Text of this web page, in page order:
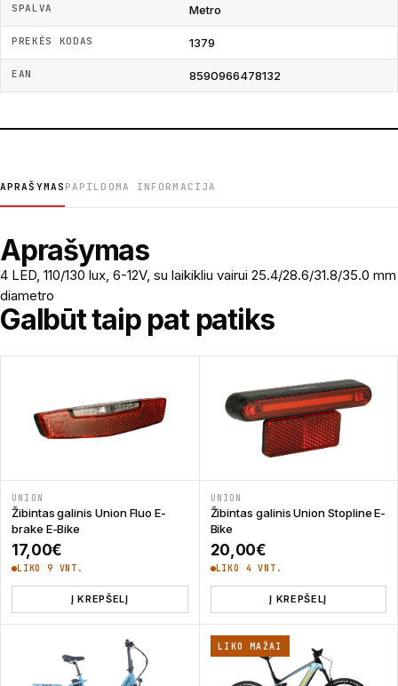
SPALVA Metro
PREKĖS KODAS 1379
EAN 8590966478132
APRAŠYMAS PAPILDOMA INFORMACIJA
Aprašymas
4 LED, 110/130 lux, 6-12V, su laikikliu vairui 25.4/28.6/31.8/35.0 mm
diametro
Galbūt taip pat patiks
UNION
Žibintas galinis Union Fluo E-
brake E-Bike
17,00€
LIKO 9 VNT.
Į KREPŠELĮ
UNION
Žibintas galinis Union Stopline E-
Bike
20,00€
LIKO 4 VNT.
Į KREPŠELĮ
LIKO MAŽAI